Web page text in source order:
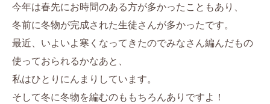
今年は春先にお時間のある方が多かったこともあり、
冬前に冬物が完成された生徒さんが多かったです。
最近、いよいよ寒くなってきたのでみなさん編んだもの
使っておられるかなあと、
私はひとりにんまりしています。
そして冬に冬物を編むのももちろんありですよ！